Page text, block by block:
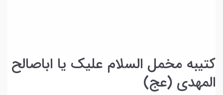
کتیبه مخمل السلام علیک یا اباصالح
المهدی (عج)